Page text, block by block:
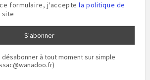
formulaire, j'acceptela politique de
site
à tout moment sur simple